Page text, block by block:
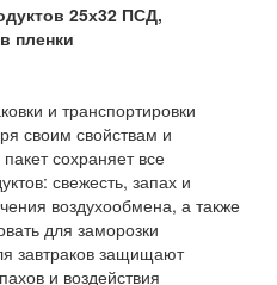
25х32 ПСД,
пленки
и транспортировки
своим свойствам и
сохраняет все
свежесть, запах и
воздухообмена, а также
для заморозки
завтраков защищают
и воздействия